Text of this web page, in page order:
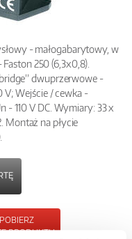
- małogabarytowy, w
250 (6,3x0,8).
dwuprzerwowe -
V; Wejście / cewka -
- 110 V DC. Wymiary: 33 x
Montaż na płycie
POBIERZ
PRODUKTU